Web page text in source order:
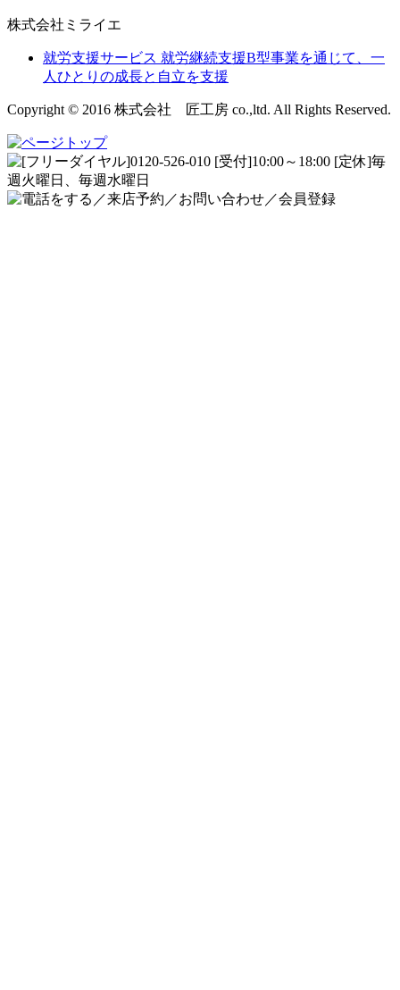
株式会社ミライエ
就労支援サービス 就労継続支援B型事業を通じて、一
人ひとりの成長と自立を支援
Copyright © 2016 株式会社 匠工房 co.,ltd. All Rights Reserved.